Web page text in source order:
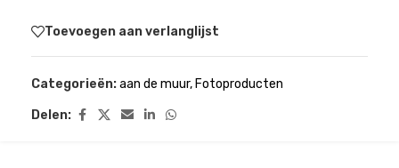
Toevoegen aan verlanglijst
Categorieën:aan de muur, Fotoproducten
Delen: